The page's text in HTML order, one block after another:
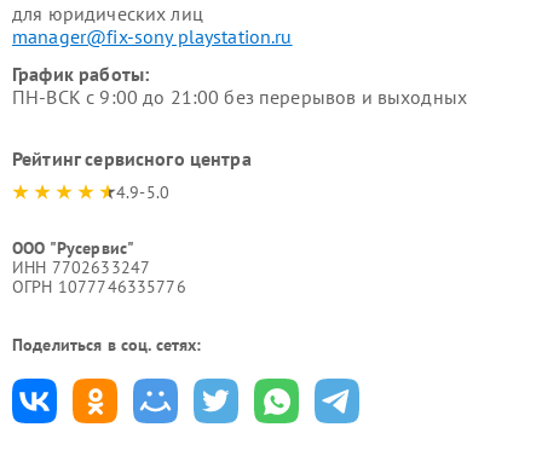
для юридических лиц
manager@fix-sony playstation.ru
График работы:
ПН-ВСК с 9:00 до 21:00 без перерывов и выходных
Рейтинг сервисного центра
4.9-5.0
ООО "Русервис"
ИНН 7702633247
ОГРН 1077746335776
Поделиться в соц. сетях: